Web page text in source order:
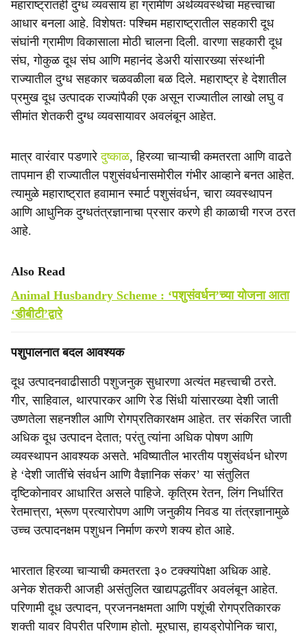
महाराष्ट्रातही दुग्ध व्यवसाय हा ग्रामीण अर्थव्यवस्थेचा महत्त्वाचा
आधार बनला आहे. विशेषतः पश्चिम महाराष्ट्रातील सहकारी दूध
संघांनी ग्रामीण विकासाला मोठी चालना दिली. वारणा सहकारी दूध
संघ, गोकुळ दूध संघ आणि महानंद डेअरी यांसारख्या संस्थांनी
राज्यातील दुग्ध सहकार चळवळीला बळ दिले. महाराष्ट्र हे देशातील
प्रमुख दूध उत्पादक राज्यांपैकी एक असून राज्यातील लाखो लघु व
सीमांत शेतकरी दुग्ध व्यवसायावर अवलंबून आहेत.
मात्र वारंवार पडणारेदुष्काळ, हिरव्या चाऱ्याची कमतरता आणि वाढते
तापमान ही राज्यातील पशुसंवर्धनासमोरील गंभीर आव्हाने बनत आहेत.
त्यामुळे महाराष्ट्रात हवामान स्मार्ट पशुसंवर्धन, चारा व्यवस्थापन
आणि आधुनिक दुग्धतंत्रज्ञानाचा प्रसार करणे ही काळाची गरज ठरत
आहे.
Also Read
Animal Husbandry Scheme : ‘पशुसंवर्धन’च्या योजना आता
‘डीबीटी’द्वारे
पशुपालनात बदल आवश्यक
दूध उत्पादनवाढीसाठी पशुजनुक सुधारणा अत्यंत महत्त्वाची ठरते.
गीर, साहिवाल, थारपारकर आणि रेड सिंधी यांसारख्या देशी जाती
उष्णतेला सहनशील आणि रोगप्रतिकारक्षम आहेत. तर संकरित जाती
अधिक दूध उत्पादन देतात; परंतु त्यांना अधिक पोषण आणि
व्यवस्थापन आवश्यक असते. भविष्यातील भारतीय पशुसंवर्धन धोरण
हे ‘देशी जातींचे संवर्धन आणि वैज्ञानिक संकर’ या संतुलित
दृष्टिकोनावर आधारित असले पाहिजे. कृत्रिम रेतन, लिंग निर्धारित
रेतमात्त्रा, भ्रूण प्रत्यारोपण आणि जनुकीय निवड या तंत्रज्ञानामुळे
उच्च उत्पादनक्षम पशुधन निर्माण करणे शक्य होत आहे.
भारतात हिरव्या चाऱ्याची कमतरता ३० टक्क्यांपेक्षा अधिक आहे.
अनेक शेतकरी आजही असंतुलित खाद्यपद्धतींवर अवलंबून आहेत.
परिणामी दूध उत्पादन, प्रजननक्षमता आणि पशूंची रोगप्रतिकारक
शक्ती यावर विपरीत परिणाम होतो. मूरघास, हायड्रोपोनिक चारा,